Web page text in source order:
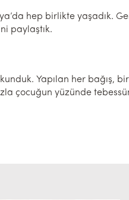
hep birlikte yaşadık.
paylaştık.
Yapılan her bağış,
çocuğun yüzünde